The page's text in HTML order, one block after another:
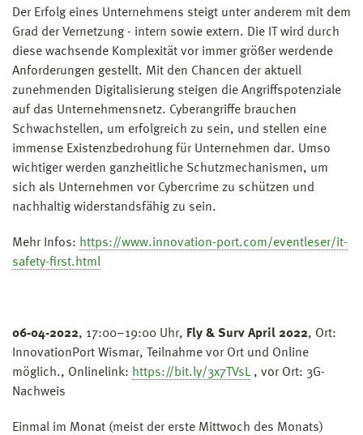
Der Erfolg eines Unternehmens steigt unter anderem mit dem
Grad der Vernetzung - intern sowie extern. Die IT wird durch
diese wachsende Komplexität vor immer größer werdende
Anforderungen gestellt. Mit den Chancen der aktuell
zunehmenden Digitalisierung steigen die Angriffspotenziale
auf das Unternehmensnetz. Cyberangriffe brauchen
Schwachstellen, um erfolgreich zu sein, und stellen eine
immense Existenzbedrohung für Unternehmen dar. Umso
wichtiger werden ganzheitliche Schutzmechanismen, um
sich als Unternehmen vor Cybercrime zu schützen und
nachhaltig widerstandsfähig zu sein.
Mehr Infos: https://www.innovation-port.com/eventleser/it-
safety-first.html
06-04-2022, 17:00–19:00 Uhr, Fly & Surv April 2022, Ort:
InnovationPort Wismar, Teilnahme vor Ort und Online
möglich., Onlinelink: https://bit.ly/3x7TVsL , vor Ort: 3G-
Nachweis
Einmal im Monat (meist der erste Mittwoch des Monats)